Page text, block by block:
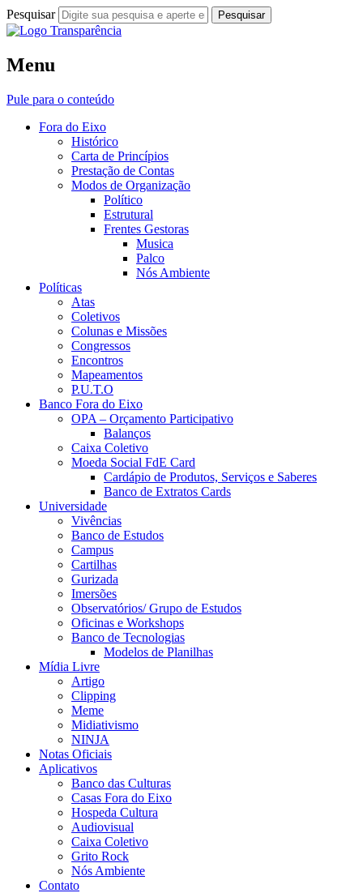
Pesquisar
Transparência
Fora do Eixo
Menu
Pule para o conteúdo
Fora do Eixo
Histórico
Carta de Princípios
Prestação de Contas
Modos de Organização
Político
Estrutural
Frentes Gestoras
Musica
Palco
Nós Ambiente
Políticas
Atas
Coletivos
Colunas e Missões
Congressos
Encontros
Mapeamentos
P.U.T.O
Banco Fora do Eixo
OPA – Orçamento Participativo
Balanços
Caixa Coletivo
Moeda Social FdE Card
Cardápio de Produtos, Serviços e Saberes
Banco de Extratos Cards
Universidade
Vivências
Banco de Estudos
Campus
Cartilhas
Gurizada
Imersões
Observatórios/ Grupo de Estudos
Oficinas e Workshops
Banco de Tecnologias
Modelos de Planilhas
Mídia Livre
Artigo
Clipping
Meme
Midiativismo
NINJA
Notas Oficiais
Aplicativos
Banco das Culturas
Casas Fora do Eixo
Hospeda Cultura
Audiovisual
Caixa Coletivo
Grito Rock
Nós Ambiente
Contato